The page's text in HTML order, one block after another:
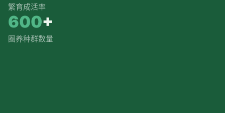
繁育成活率
600+
圈养种群数量